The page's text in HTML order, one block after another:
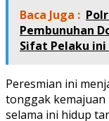
Baca Juga :
Pembunuhan
Sifat Pelaku
Peresmian ini
tonggak kemajuan
selama ini hidup